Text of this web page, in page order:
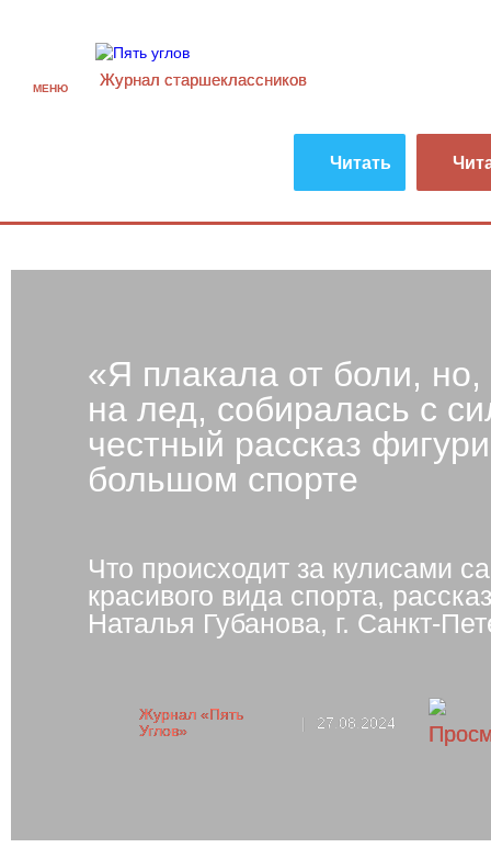
МЕНЮ Журнал старшекласcников
Читать
«Я плакала от боли,
на лед, собиралась с
честный рассказ
большом спорте
Что происходит за кулисами
красивого вида спорта,
Наталья Губанова, г. Санкт-
Журнал «Пять
Углов»
| 27.08.2024